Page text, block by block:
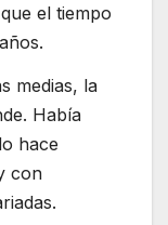
el tiempo
medias, la
Había
hace
con